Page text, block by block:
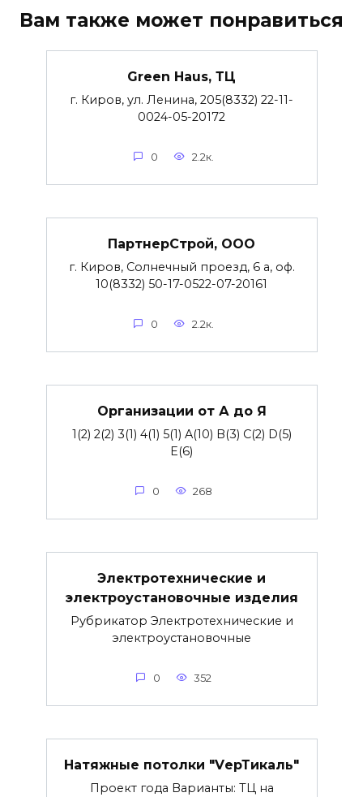
Вам также может понравиться
Green Haus, ТЦ
г. Киров, ул. Ленина, 205(8332) 22-11-
0024-05-20172
0 2.2к.
ПартнерСтрой, ООО
г. Киров, Солнечный проезд, 6 а, оф.
10(8332) 50-17-0522-07-20161
0 2.2к.
Организации от А до Я
1(2) 2(2) 3(1) 4(1) 5(1) A(10) B(3) C(2) D(5)
E(6)
0 268
Электротехнические и
электроустановочные изделия
Рубрикатор Электротехнические и
электроустановочные
0 352
Натяжные потолки "VерТикаль"
Проект года Варианты: ТЦ на